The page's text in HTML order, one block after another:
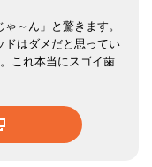
～ん」と驚きます。
ドはダメだと思ってい
これ本当にスゴイ歯